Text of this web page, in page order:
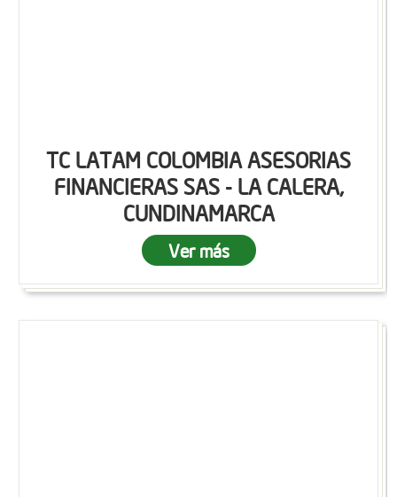
TC LATAM COLOMBIA ASESORIAS
FINANCIERAS SAS - LA CALERA,
CUNDINAMARCA
Ver más